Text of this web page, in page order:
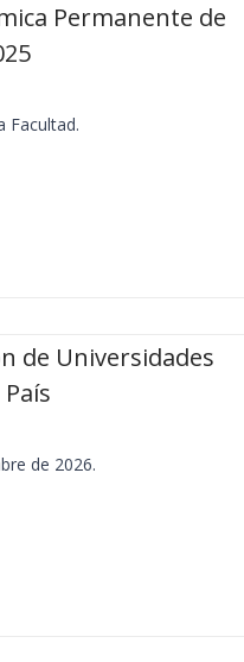
Permanente de
Facultad.
de Universidades
de 2026.